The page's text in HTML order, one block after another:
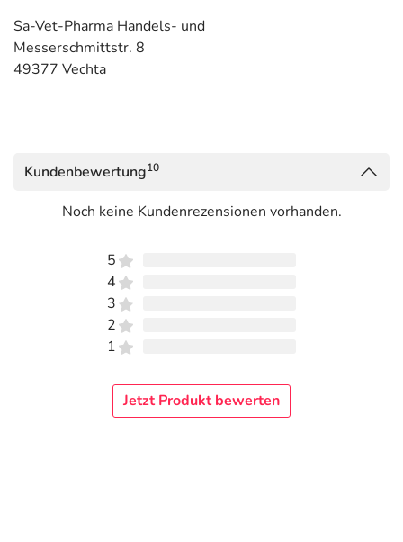
Sa-Vet-Pharma Handels- und
Messerschmittstr. 8
49377 Vechta
Kundenbewertung10
Noch keine Kundenrezensionen vorhanden.
5
4
3
2
1
Jetzt Produkt bewerten